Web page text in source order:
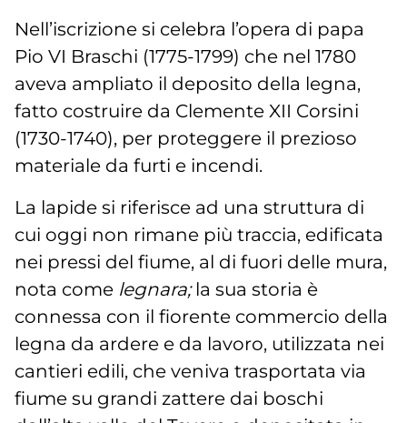
Nell’iscrizione si celebra l’opera di papa
Pio VI Braschi (1775-1799) che nel 1780
aveva ampliato il deposito della legna,
fatto costruire da Clemente XII Corsini
(1730-1740), per proteggere il prezioso
materiale da furti e incendi.
La lapide si riferisce ad una struttura di
cui oggi non rimane più traccia, edificata
nei pressi del fiume, al di fuori delle mura,
nota come legnara; la sua storia è
connessa con il fiorente commercio della
legna da ardere e da lavoro, utilizzata nei
cantieri edili, che veniva trasportata via
fiume su grandi zattere dai boschi